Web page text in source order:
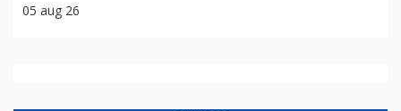
05 aug 26